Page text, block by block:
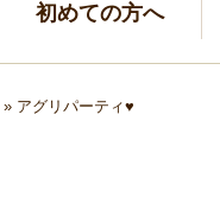
初めての方へ
» アグリパーティ♥